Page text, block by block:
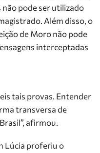
pode ser utilizado
Além disso, o
de Moro não pode
interceptadas
tais provas. Entender
transversa de
afirmou.
Lúcia proferiu o